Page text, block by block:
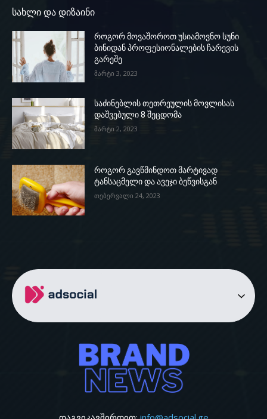
სახლი და დიზაინი
როგორ მოვაშოროთ უსიამოვნო სუნი
ბინიდან პროფესიონალების ჩარევის
გარეშე
მარტი 3, 2023
საძინებლის თეთრეულის მოვლისას
დაშვებული 8 შეცდომა
მარტი 2, 2023
როგორ გავწმინდოთ მარტივად
ტანსაცმელი და ავეჯი ბეწვისგან
თებერვალი 24, 2023